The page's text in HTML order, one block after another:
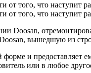
того, что наступит
от того, что наступит
Doosan,
вышедшую из
форме и
или в любое